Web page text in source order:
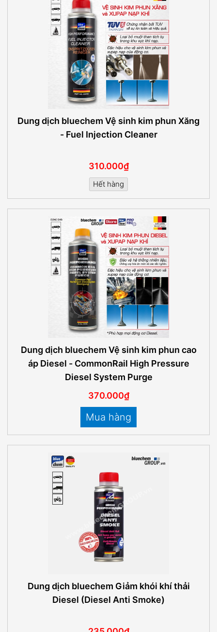
Dung dịch bluechem Vệ sinh kim phun Xăng
- Fuel Injection Cleaner
310.000₫
Hết hàng
Dung dịch bluechem Vệ sinh kim phun cao
áp Diesel - CommonRail High Pressure
Diesel System Purge
370.000₫
Mua hàng
Dung dịch bluechem Giảm khói khí thải
Diesel (Diesel Anti Smoke)